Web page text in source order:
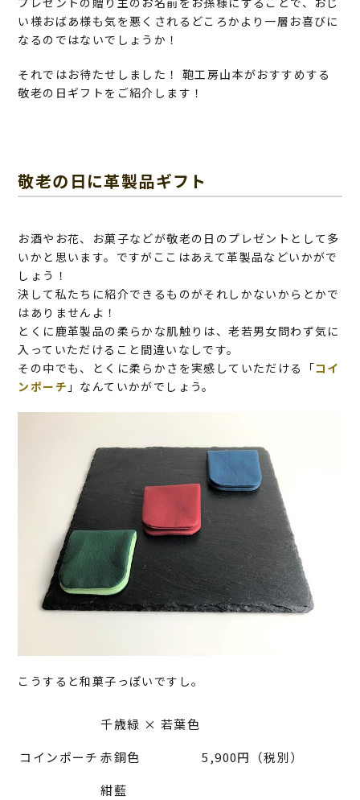
い様おばあ様も気を悪くされるどころかより一層お喜びに
なるのではないでしょうか！
それではお待たせしました！ 鞄工房山本がおすすめする
敬老の日ギフトをご紹介します！
敬老の日に革製品ギフト
お酒やお花、お菓子などが敬老の日のプレゼントとして多
いかと思います。ですがここはあえて革製品などいかがで
しょう！
決して私たちに紹介できるものがそれしかないからとかで
はありませんよ！
とくに鹿革製品の柔らかな肌触りは、老若男女問わず気に
入っていただけること間違いなしです。
その中でも、とくに柔らかさを実感していただける「コイ
ンポーチ 」なんていかがでしょう。
こうすると和菓子っぽいですし。
コインポーチ
千歳緑 × 若葉色
5,900円（税別）
赤銅色
紺藍